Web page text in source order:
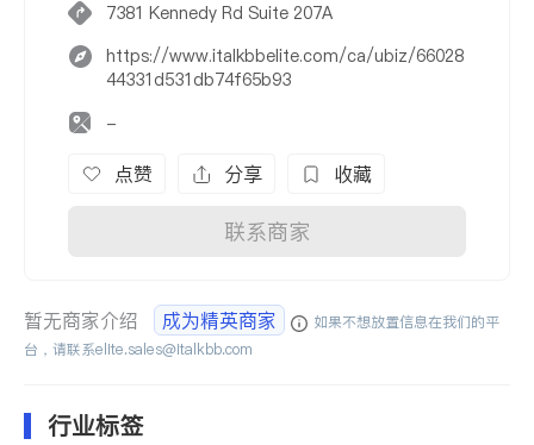
7381 Kennedy Rd Suite 207A
https://www.italkbbelite.com/ca/ubiz/66028
44331d531db74f65b93
-
点赞 分享 收藏
联系商家
暂无商家介绍 成为精英商家
如果不想放置信息在我们的平
台，请联系elite.sales@italkbb.com
行业标签